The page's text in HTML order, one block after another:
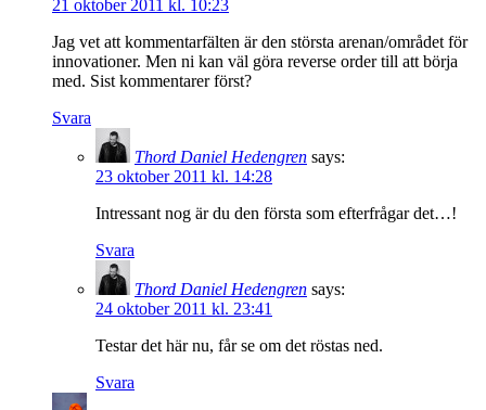
21 oktober 2011 kl. 10:23
Jag vet att kommentarfälten är den största arenan/området för
innovationer. Men ni kan väl göra reverse order till att börja
med. Sist kommentarer först?
Svara
Thord Daniel Hedengren says:
23 oktober 2011 kl. 14:28
Intressant nog är du den första som efterfrågar det…!
Svara
Thord Daniel Hedengren says:
24 oktober 2011 kl. 23:41
Testar det här nu, får se om det röstas ned.
Svara